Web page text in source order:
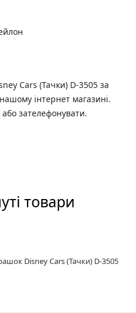
Cars (Тачки) D-3505 за
інтернет магазині.
зателефонувати.
товари
Disney Cars (Тачки) D-3505